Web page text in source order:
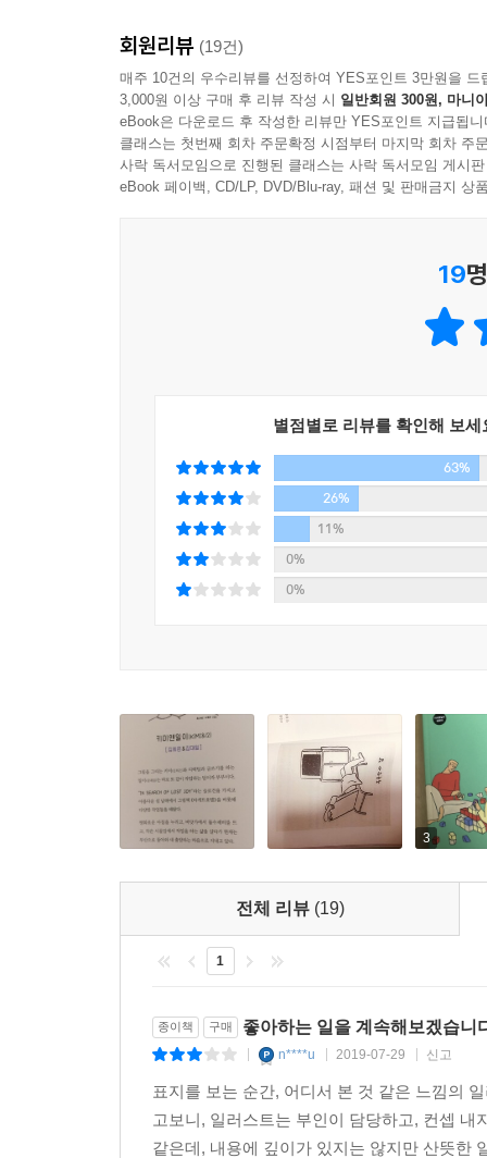
“지원금이나 대출 제도를 잘 활용할 뿐 돈이 많
않는다는 거예요. 이걸 해야겠다고 마음먹으면 실
작가는 시골에서의 생활이 도시에서의 생활보다
눈과 귀를 자극 하는 것들이 많이 없어지면서 온
좋아하는 일이 직업이 된다면
상상을 현실로 만든다는 것
언제나 떠날 준비를 한다
오늘도 보통의 하루가 지나가
이루고 싶은 로망
완벽한 사람이 아니라 잘 맞는 사람을 만날 것
키미앤일이의 글과 50여 컷의 그림이 담긴 『
하루하루를 견뎌내듯 살아내느라 가장 중요한
보내는 것이라는 사실을 자연스레 깨닫는다. 작
하자고 말하는 것처럼, 할아버지, 할머니가 되
회원리뷰 (19건)
매주 10건의 우수리뷰를 선정하여 YES포인트 3만원을 드
3,000원 이상 구매 후 리뷰 작성 시 일반회원 300원, 마니
eBook은 다운로드 후 작성한 리뷰만 YES포인트 지급됩니
클래스는 첫번째 회차 주문확정 시점부터 마지막 회차 주
사락 독서모임으로 진행된 클래스는 사락 독서모임 게시
eBook 페이백, CD/LP, DVD/Blu-ray, 패션 및 판매금지 상
19
별점별로 리뷰를 확인해 보세
63%
26%
11%
0%
0%
3
전체 리뷰 (19)
1
종이책 구매 좋아하는 일을 계속해보겠습니
n****u 2019-07-29 신고
표지를 보는 순간, 어디서 본 것 같은 느낌의
고보니, 일러스트는 부인이 담당하고, 컨셉
같은데, 내용에 깊이가 있지는 않지만 산뜻한